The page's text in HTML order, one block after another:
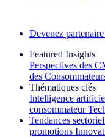
Devenez
Featured Insights
Perspectives des
des
Thématiques clés
Intelligence
consommateur
Tendances
promotions